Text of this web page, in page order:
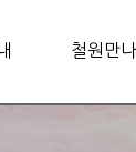
철원만